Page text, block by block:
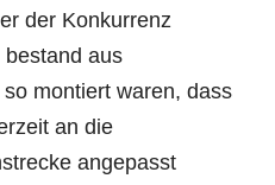
der Konkurrenz
aus
montiert waren, dass
an die
angepasst